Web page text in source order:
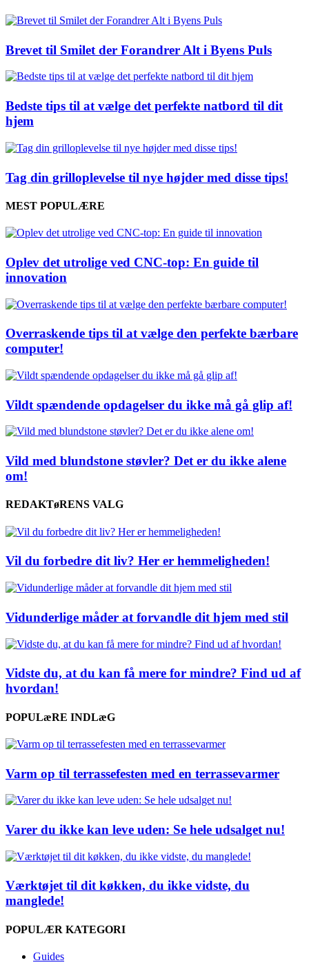
Brevet til Smilet der Forandrer Alt i Byens Puls
Bedste tips til at vælge det perfekte natbord til dit
hjem
Tag din grilloplevelse til nye højder med disse tips!
MEST POPULÆRE
Oplev det utrolige ved CNC-top: En guide til
innovation
Overraskende tips til at vælge den perfekte bærbare
computer!
Vildt spændende opdagelser du ikke må gå glip af!
Vild med blundstone støvler? Det er du ikke alene
om!
REDAKTøRENS VALG
Vil du forbedre dit liv? Her er hemmeligheden!
Vidunderlige måder at forvandle dit hjem med stil
Vidste du, at du kan få mere for mindre? Find ud af
hvordan!
POPULæRE INDLæG
Varm op til terrassefesten med en terrassevarmer
Varer du ikke kan leve uden: Se hele udsalget nu!
Værktøjet til dit køkken, du ikke vidste, du
manglede!
POPULÆR KATEGORI
Guides